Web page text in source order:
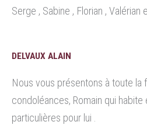
Serge , Sabine , Florian , Valérian
DELVAUX ALAIN
Nous vous présentons à toute la
condoléances, Romain qui
particulières pour lui .